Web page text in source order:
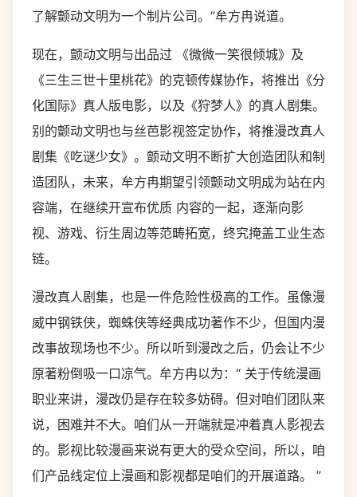
了解颤动文明为一个制片公司。”牟方冉说道。
现在，颤动文明与出品过 《微微一笑很倾城》及
《三生三世十里桃花》的克顿传媒协作，将推出《分
化国际》真人版电影，以及《狩梦人》的真人剧集。
别的颤动文明也与丝芭影视签定协作，将推漫改真人
剧集《吃谜少女》。颤动文明不断扩大创造团队和制
造团队，未来，牟方冉期望引领颤动文明成为站在内
容端，在继续开宣布优质 内容的一起，逐渐向影
视、游戏、衍生周边等范畴拓宽，终究掩盖工业生态
链。
漫改真人剧集，也是一件危险性极高的工作。虽像漫
威中钢铁侠，蜘蛛侠等经典成功著作不少，但国内漫
改事故现场也不少。所以听到漫改之后，仍会让不少
原著粉倒吸一口凉气。牟方冉以为：“ 关于传统漫画
职业来讲，漫改仍是存在较多妨碍。但对咱们团队来
说，困难并不大。咱们从一开端就是冲着真人影视去
的。影视比较漫画来说有更大的受众空间，所以，咱
们产品线定位上漫画和影视都是咱们的开展道路。 ”